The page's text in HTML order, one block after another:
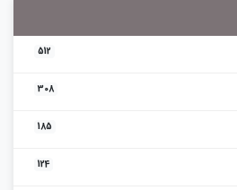
512
308
185
124